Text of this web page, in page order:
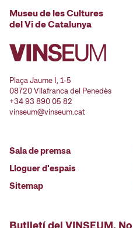
Museu de les Cultures
del Vi de Catalunya
Plaça Jaume I, 1-5
08720 Vilafranca del Penedès
+34 93 890 05 82
vinseum@vinseum.cat
Sala de premsa
Lloguer d'espais
Sitemap